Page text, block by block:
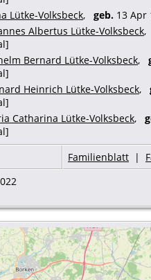
Lütke-Volksbeck, geb. 13 Apr
Albertus Lütke-Volksbeck,
Bernard Lütke-Volksbeck,
Heinrich Lütke-Volksbeck,
Catharina Lütke-Volksbeck,
Familienblatt |